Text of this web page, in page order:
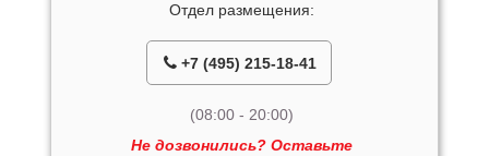
Отдел размещения:
+7 (495) 215-18-41
(08:00 - 20:00)
Не дозвонились? Оставьте